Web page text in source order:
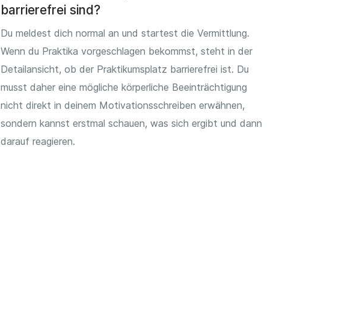
barrierefrei sind?
Du meldest dich normal an und startest die Vermittlung.
Wenn du Praktika vorgeschlagen bekommst, steht in der
Detailansicht, ob der Praktikumsplatz barrierefrei ist. Du
musst daher eine mögliche körperliche Beeinträchtigung
nicht direkt in deinem Motivationsschreiben erwähnen,
sondern kannst erstmal schauen, was sich ergibt und dann
darauf reagieren.